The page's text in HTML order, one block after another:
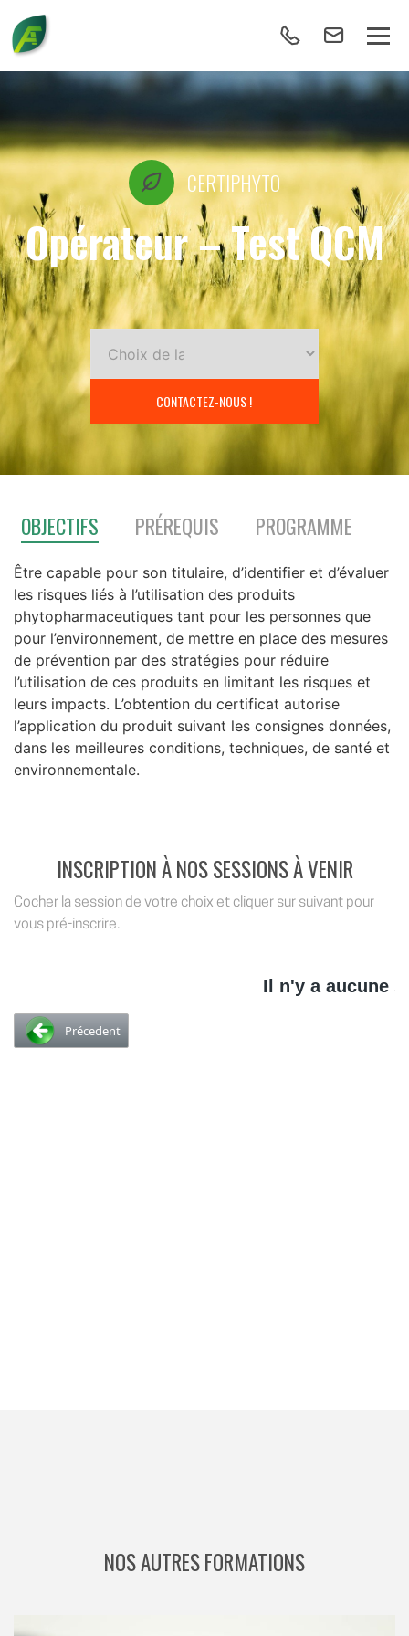
CERTIPHYTO
Opérateur – Test QCM
CONTACTEZ-NOUS !
OBJECTIFS PRÉREQUIS PROGRAMME
Être capable pour son titulaire, d’identifier et d’évaluer
les risques liés à l’utilisation des produits
phytopharmaceutiques tant pour les personnes que
pour l’environnement, de mettre en place des mesures
de prévention par des stratégies pour réduire
l’utilisation de ces produits en limitant les risques et
leurs impacts. L’obtention du certificat autorise
l’application du produit suivant les consignes données,
dans les meilleures conditions, techniques, de santé et
environnementale.
INSCRIPTION À NOS SESSIONS À VENIR
Cocher la session de votre choix et cliquer sur suivant pour
vous pré-inscrire.
NOS AUTRES FORMATIONS